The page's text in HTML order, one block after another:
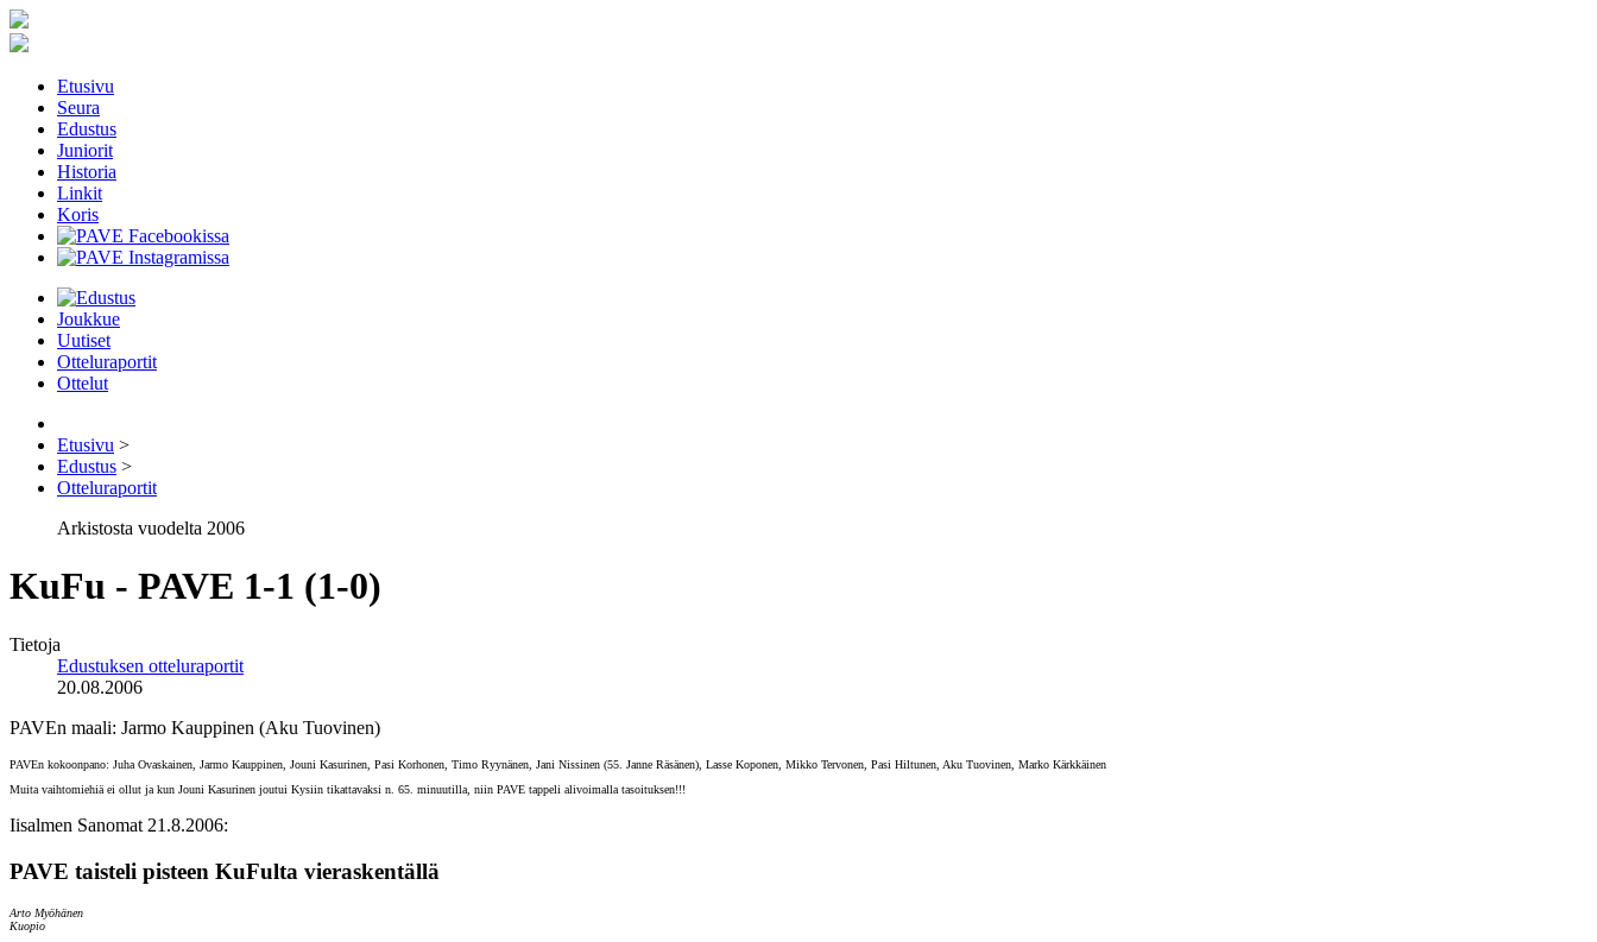
Etusivu
Seura
Edustus
Juniorit
Historia
Linkit
Koris
Joukkue
Uutiset
Otteluraportit
Ottelut
Etusivu >
Edustus >
Otteluraportit
Arkistosta vuodelta 2006
KuFu - PAVE 1-1 (1-0)
Tietoja
Edustuksen otteluraportit
20.08.2006
PAVEn maali: Jarmo Kauppinen (Aku Tuovinen)
PAVEn kokoonpano: Juha Ovaskainen, Jarmo Kauppinen, Jouni Kasurinen, Pasi Korhonen, Timo Ryynänen, Jani Nissinen (55. Janne Räsänen), Lasse Koponen, Mikko Tervonen, Pasi Hiltunen, Aku Tuovinen, Marko Kärkkäinen
Muita vaihtomiehiä ei ollut ja kun Jouni Kasurinen joutui Kysiin tikattavaksi n. 65. minuutilla, niin PAVE tappeli alivoimalla tasoituksen!!!
Iisalmen Sanomat 21.8.2006:
PAVE taisteli pisteen KuFulta vieraskentällä
Arto Myöhänen
Kuopio